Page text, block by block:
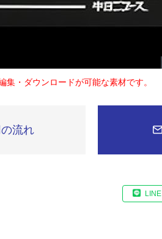
・ダウンロードが可能な素材です。
流れ
LINE